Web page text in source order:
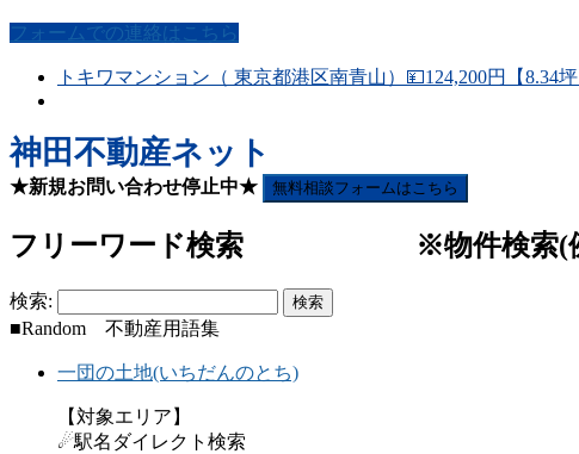
フォームでの連絡はこちら
トキワマンション（ 東京都港区南青山）💴124,200円【
神田不動産ネット
★新規お問い合わせ停止中★ 無料相談フォームはこちら
フリーワード検索 ※物件検索(例
検索:
■Random 不動産用語集
一団の土地(いちだんのとち)
【対象エリア】
☄駅名ダイレクト検索